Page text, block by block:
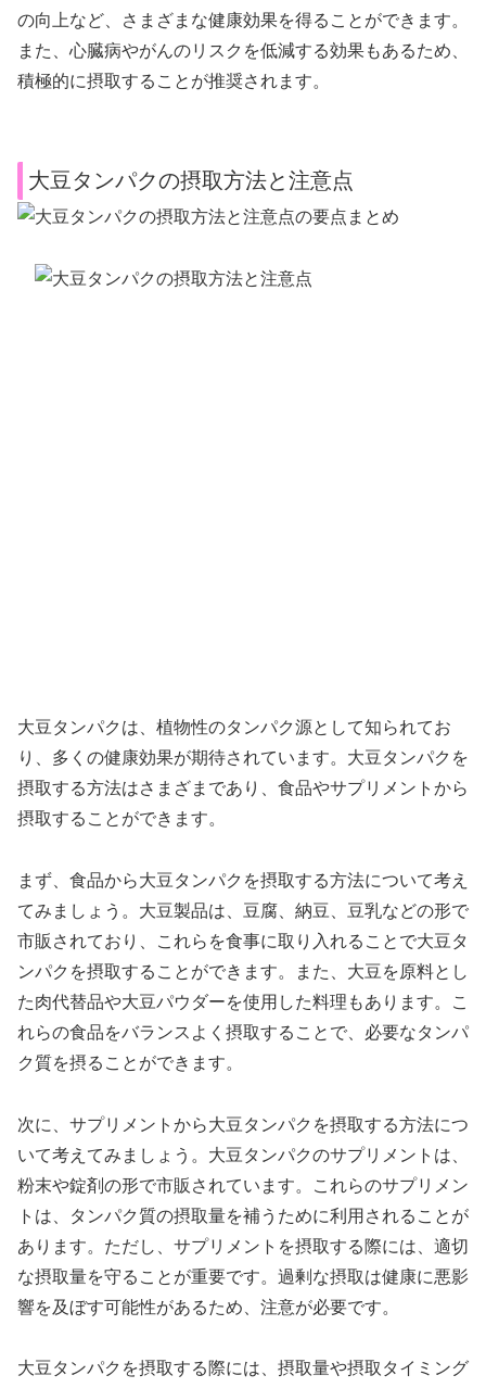
の向上など、さまざまな健康効果を得ることができます。
また、心臓病やがんのリスクを低減する効果もあるため、
積極的に摂取することが推奨されます。
大豆タンパクの摂取方法と注意点
大豆タンパクは、植物性のタンパク源として知られてお
り、多くの健康効果が期待されています。大豆タンパクを
摂取する方法はさまざまであり、食品やサプリメントから
摂取することができます。
まず、食品から大豆タンパクを摂取する方法について考え
てみましょう。大豆製品は、豆腐、納豆、豆乳などの形で
市販されており、これらを食事に取り入れることで大豆タ
ンパクを摂取することができます。また、大豆を原料とし
た肉代替品や大豆パウダーを使用した料理もあります。こ
れらの食品をバランスよく摂取することで、必要なタンパ
ク質を摂ることができます。
次に、サプリメントから大豆タンパクを摂取する方法につ
いて考えてみましょう。大豆タンパクのサプリメントは、
粉末や錠剤の形で市販されています。これらのサプリメン
トは、タンパク質の摂取量を補うために利用されることが
あります。ただし、サプリメントを摂取する際には、適切
な摂取量を守ることが重要です。過剰な摂取は健康に悪影
響を及ぼす可能性があるため、注意が必要です。
大豆タンパクを摂取する際には、摂取量や摂取タイミング